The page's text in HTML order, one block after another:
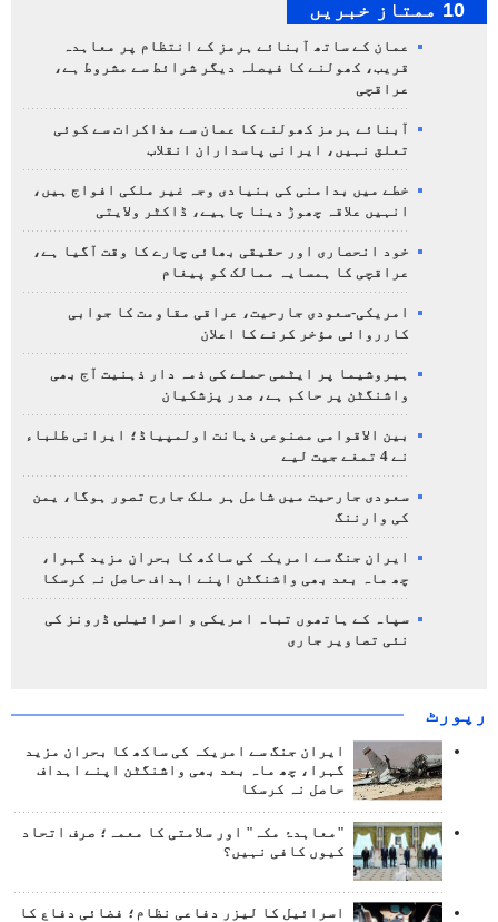
10 ممتاز خبریں
عمان کے ساتھ آبنائے ہرمز کے انتظام پر معاہدہ
قریب، کھولنے کا فیصلہ دیگر شرائط سے مشروط ہے،
عراقچی
آبنائے ہرمز کھولنے کا عمان سے مذاکرات سے کوئی
تعلق نہیں، ایرانی پاسداران انقلاب
خطے میں بدامنی کی بنیادی وجہ غیر ملکی افواج ہیں،
انہیں علاقہ چھوڑ دینا چاہیے، ڈاکٹر ولایتی
خود انحصاری اور حقیقی بھائی چارے کا وقت آگیا ہے،
عراقچی کا ہمسایہ ممالک کو پیغام
امریکی-سعودی جارحیت، عراقی مقاومت کا جوابی
کارروائی مؤخر کرنے کا اعلان
ہیروشیما پر ایٹمی حملے کی ذمہ دار ذہنیت آج بھی
واشنگٹن پر حاکم ہے، صدر پزشکیان
بین الاقوامی مصنوعی ذہانت اولمپیاڈ؛ ایرانی طلباء
نے 4 تمغے جیت لیے
سعودی جارحیت میں شامل ہر ملک جارح تصور ہوگا، یمن
کی وارننگ
ایران جنگ سے امریکہ کی ساکھ کا بحران مزید گہرا،
چھ ماہ بعد بھی واشنگٹن اپنے اہداف حاصل نہ کرسکا
سپاہ کے ہاتھوں تباہ امریکی و اسرائیلی ڈرونز کی
نئی تصاویر جاری
رپورٹ
ایران جنگ سے امریکہ کی ساکھ کا بحران مزید
گہرا، چھ ماہ بعد بھی واشنگٹن اپنے اہداف
حاصل نہ کرسکا
"معاہدۂ مکہ" اور سلامتی کا معمہ؛ صرف اتحاد
کیوں کافی نہیں؟
اسرائیل کا لیزر دفاعی نظام؛ فضائی دفاع کا